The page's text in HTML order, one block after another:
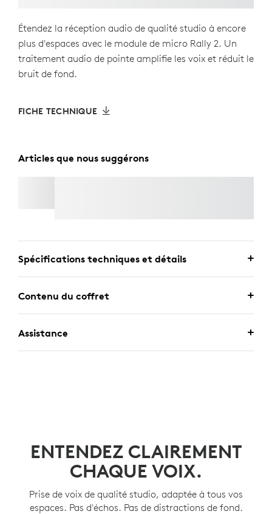
Étendez la réception audio de qualité studio à encore
plus d'espaces avec le module de micro Rally 2. Un
traitement audio de pointe amplifie les voix et réduit le
bruit de fond.
FICHE TECHNIQUE
Articles que nous suggérons
Spécifications techniques et détails
Contenu du coffret
Assistance
ENTENDEZ CLAIREMENT
CHAQUE VOIX.
Prise de voix de qualité studio, adaptée à tous vos
espaces. Pas d'échos. Pas de distractions de fond.